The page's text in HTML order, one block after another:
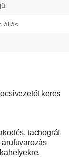
állás
keres
tachográf